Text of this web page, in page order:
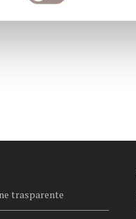
trasparente